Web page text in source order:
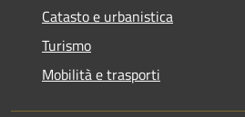
Catasto e urbanistica
Turismo
Mobilità e trasporti